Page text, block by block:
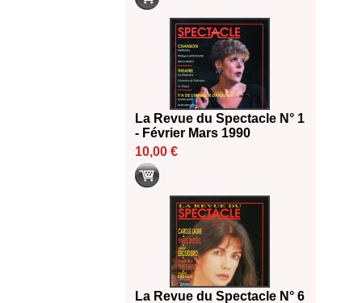
La Revue du Spectacle N° 1
- Février Mars 1990
10,00 €
La Revue du Spectacle N° 6